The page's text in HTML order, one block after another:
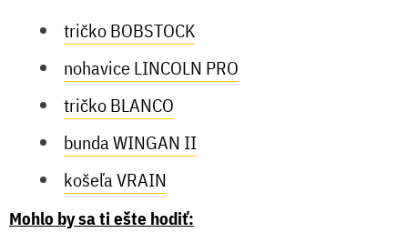
tričko BOBSTOCK
nohavice LINCOLN PRO
tričko BLANCO
bunda WINGAN II
košeľa VRAIN
Mohlo by sa ti ešte hodiť: